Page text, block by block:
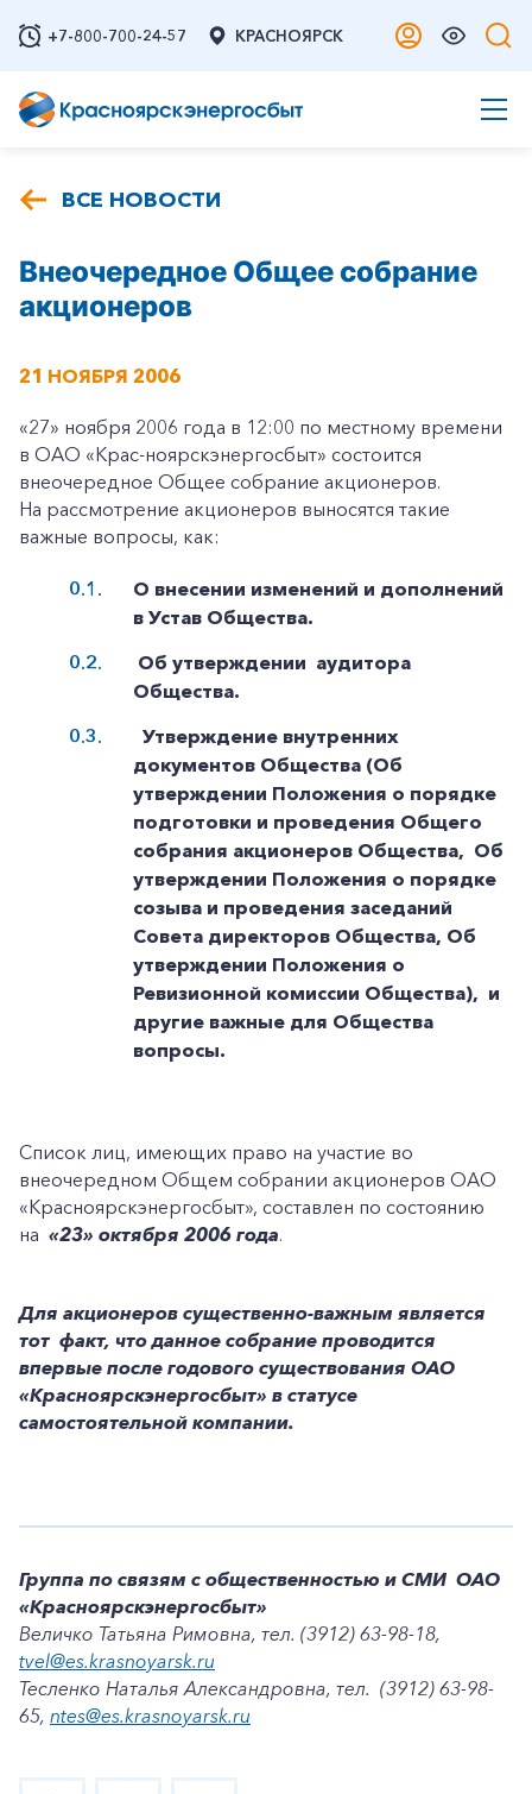
+7-800-700-24-57 КРАСНОЯРСК
ВСЕ НОВОСТИ
Внеочередное Общее собрание
акционеров
21 НОЯБРЯ 2006
«27» ноября 2006 года в 12:00 по местному времени
в ОАО «Крас-ноярскэнергосбыт» состоится
внеочередное Общее собрание акционеров.
На рассмотрение акционеров выносятся такие
важные вопросы, как:
О внесении изменений и дополнений
в Устав Общества.
Об утверждении аудитора
Общества.
Утверждение внутренних
документов Общества (Об
утверждении Положения о порядке
подготовки и проведения Общего
собрания акционеров Общества, Об
утверждении Положения о порядке
созыва и проведения заседаний
Совета директоров Общества, Об
утверждении Положения о
Ревизионной комиссии Общества), и
другие важные для Общества
вопросы.
Список лиц, имеющих право на участие во
внеочередном Общем собрании акционеров ОАО
«Красноярскэнергосбыт», составлен по состоянию
на «23» октября 2006 года.
Для акционеров существенно-важным является
тот факт, что данное собрание проводится
впервые после годового существования ОАО
«Красноярскэнергосбыт» в статусе
самостоятельной компании.
Группа по связям с общественностью и СМИ ОАО
«Красноярскэнергосбыт»
Величко Татьяна Римовна, тел. (3912) 63-98-18,
tvel@es.krasnoyarsk.ru
Тесленко Наталья Александровна, тел. (3912) 63-98-
65, ntes@es.krasnoyarsk.ru